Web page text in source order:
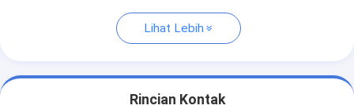
Lihat Lebih
Rincian Kontak